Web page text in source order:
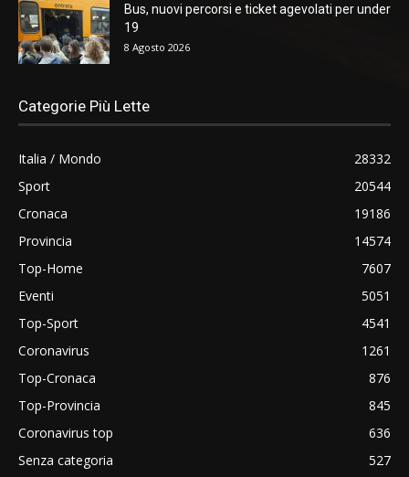
Bus, nuovi percorsi e ticket agevolati per under
19
8 Agosto 2026
Categorie Più Lette
Italia / Mondo
28332
Sport
20544
Cronaca
19186
Provincia
14574
Top-Home
7607
Eventi
5051
Top-Sport
4541
Coronavirus
1261
Top-Cronaca
876
Top-Provincia
845
Coronavirus top
636
Senza categoria
527